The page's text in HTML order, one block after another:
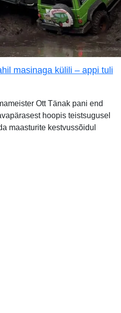
masinaga külili – appi tuli
Ott Tänak pani end
hoopis teistsugusel
maasturite kestvussõidul